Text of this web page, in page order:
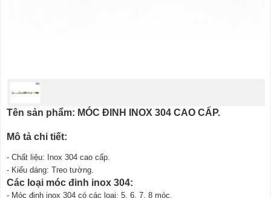
Tên sản phẩm: MÓC ĐINH INOX 304 CAO CẤP.
Mô tả chi tiết:
- Chất liệu: Inox 304 cao cấp.
- Kiểu dáng: Treo tường.
Các loại móc đinh inox 304:
- Móc đinh inox 304 có các loại: 5, 6, 7, 8 móc.